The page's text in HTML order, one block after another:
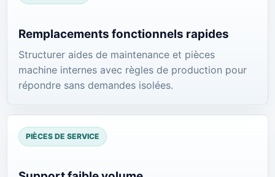
Remplacements fonctionnels rapides
Structurer aides de maintenance et pièces
machine internes avec règles de production pour
répondre sans demandes isolées.
PIÈCES DE SERVICE